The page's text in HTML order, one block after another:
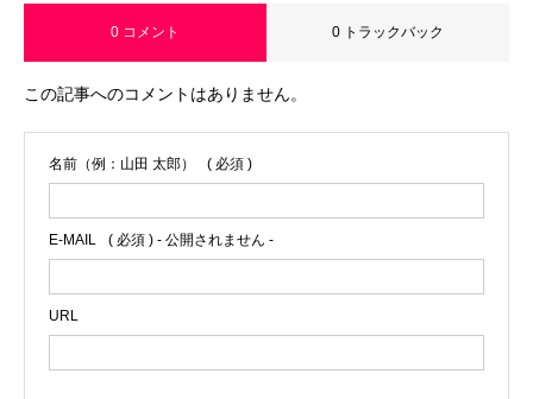
0 コメント 0 トラックバック
この記事へのコメントはありません。
名前（例：山田 太郎） ( 必須 )
E-MAIL ( 必須 ) - 公開されません -
URL